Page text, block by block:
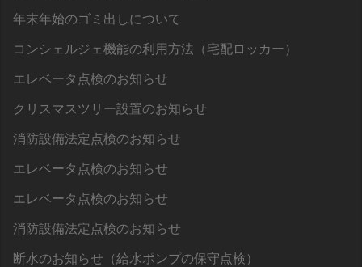
年末年始のゴミ出しについて
コンシェルジェ機能の利用方法（宅配ロッカー）
エレベータ点検のお知らせ
クリスマスツリー設置のお知らせ
消防設備法定点検のお知らせ
エレベータ点検のお知らせ
エレベータ点検のお知らせ
消防設備法定点検のお知らせ
断水のお知らせ（給水ポンプの保守点検）